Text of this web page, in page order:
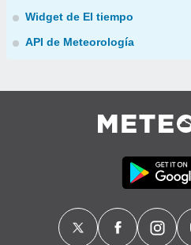
Widget de El tiempo
API de Meteorología